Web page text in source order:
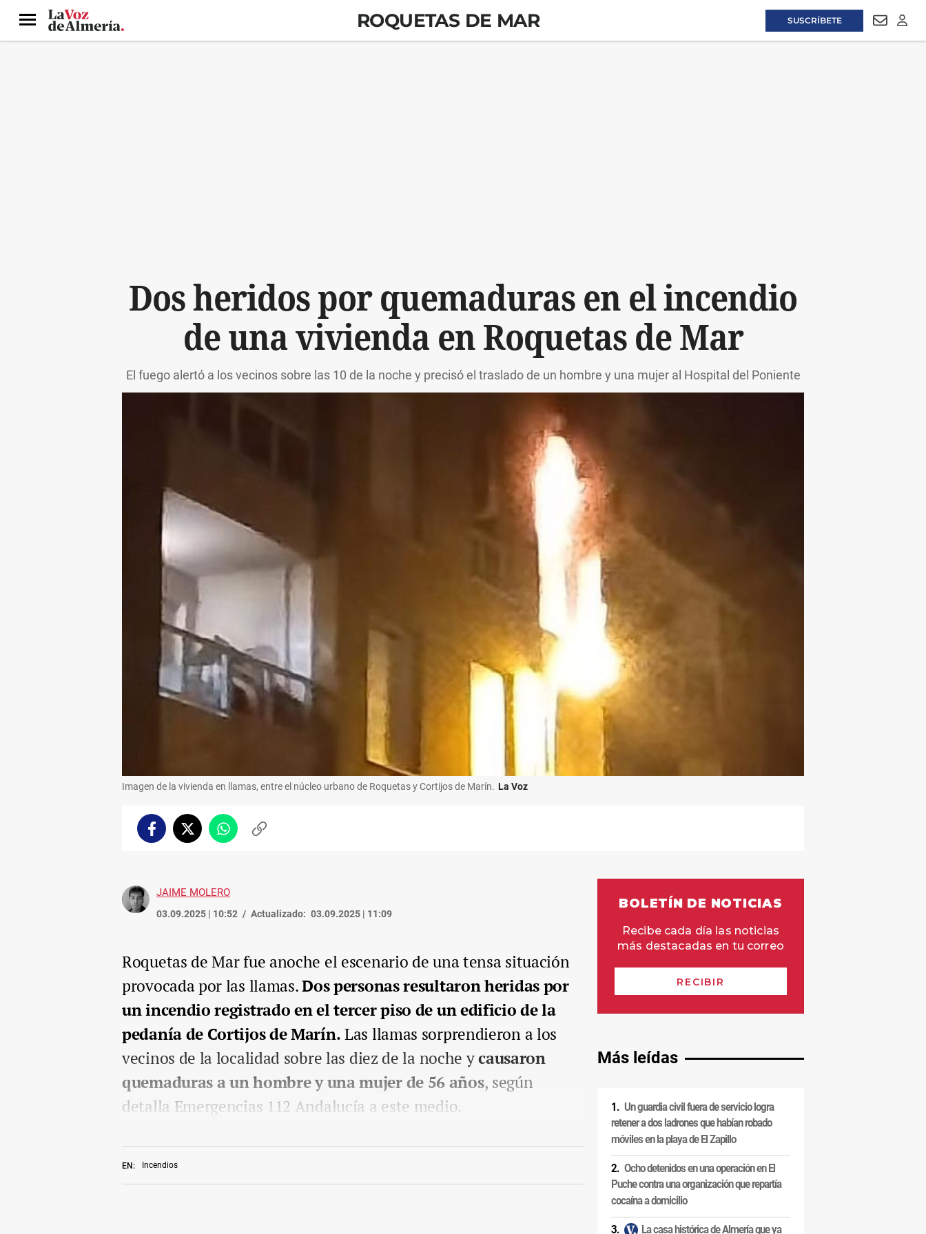
SUSCRÍBETE
Menú ROQUETAS DE MAR
Dos heridos por quemaduras en el incendio
de una vivienda en Roquetas de Mar
El fuego alertó a los vecinos sobre las 10 de la noche y precisó el traslado de un hombre y una mujer al Hospital del Poniente
Imagen de la vivienda en llamas, entre el núcleo urbano de Roquetas y Cortijos de Marín. La Voz
FacebookTwitterWhatsappCopiar
JAIME MOLERO
03.09.2025 | 10:52 Actualizado: 03.09.2025 | 11:09
EN: Incendios
Roquetas de Mar fue anoche el escenario de una tensa situación
provocada por las llamas.Dos personas resultaron heridas por
un incendio registrado en el tercer piso de un edificio de la
pedanía de Cortijos de Marín.Las llamas sorprendieron a los
vecinos de la localidad sobre las diez de la noche ycausaron
quemaduras a un hombre y una mujer de 56 años, según
detalla Emergencias 112 Andalucía a este medio.
Más leídas
Un guardia civil fuera de servicio logra
retener a dos ladrones que habían robado
móviles en la playa de El Zapillo
Ocho detenidos en una operación en El
Puche contra una organización que repartía
cocaína a domicilio
La casa histórica de Almería que ya